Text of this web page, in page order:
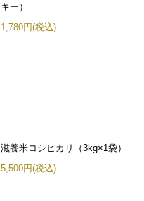
キー）
1,780円(税込)
滋養米コシヒカリ（3kg×1袋）
5,500円(税込)